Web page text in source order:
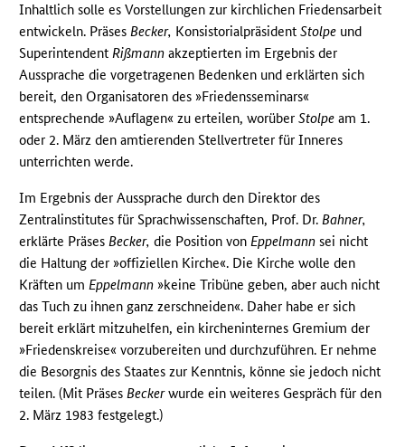
Inhaltlich solle es Vorstellungen zur kirchlichen Friedensarbeit
entwickeln. PräsesBecker, KonsistorialpräsidentStolpe und
SuperintendentRißmann akzeptierten im Ergebnis der
Aussprache die vorgetragenen Bedenken und erklärten sich
bereit, den Organisatoren des »Friedensseminars«
entsprechende »Auflagen« zu erteilen, worüberStolpe am 1.
oder 2. März den amtierenden Stellvertreter für Inneres
unterrichten werde.
Im Ergebnis der Aussprache durch den Direktor des
Zentralinstitutes für Sprachwissenschaften, Prof. Dr.Bahner,
erklärte PräsesBecker, die Position vonEppelmann sei nicht
die Haltung der »offiziellen Kirche«. Die Kirche wolle den
Kräften umEppelmann »keine Tribüne geben, aber auch nicht
das Tuch zu ihnen ganz zerschneiden«. Daher habe er sich
bereit erklärt mitzuhelfen, ein kircheninternes Gremium der
»Friedenskreise« vorzubereiten und durchzuführen. Er nehme
die Besorgnis des Staates zur Kenntnis, könne sie jedoch nicht
teilen. (Mit PräsesBeckerwurde ein weiteres Gespräch für den
2. März 1983 festgelegt.)